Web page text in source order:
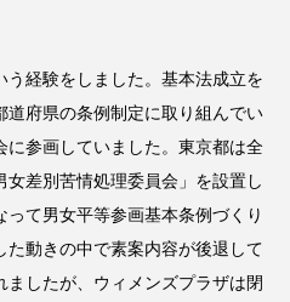
経験をしました。基本法成立を
府県の条例制定に取り組んでい
に参画していました。東京都は全
女差別苦情処理委員会」を設置し
て男女平等参画基本条例づくり
動きの中で素案内容が後退して
ましたが、ウィメンズプラザは閉